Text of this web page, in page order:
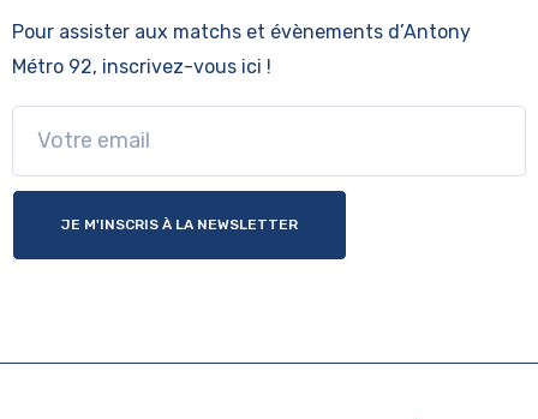
Pour assister aux matchs et évènements d’Antony
Métro 92, inscrivez-vous ici !
JE M'INSCRIS À LA NEWSLETTER